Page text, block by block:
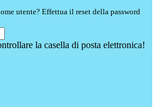
utente? Effettua il reset della password
la casella di posta elettronica!